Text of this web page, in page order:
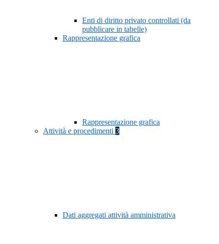
Enti di diritto privato controllati (da
pubblicare in tabelle)
Rappresentazione grafica
Rappresentazione grafica
Attività e procedimenti 3
Dati aggregati attività amministrativa